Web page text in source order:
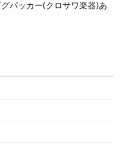
パッカー(クロサワ楽器)あ